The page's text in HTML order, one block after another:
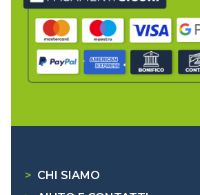
> CHI SIAMO